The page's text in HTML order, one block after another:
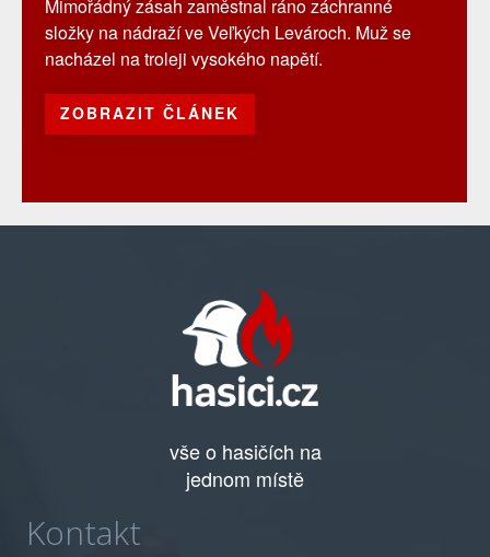
Mimořádný zásah zaměstnal ráno záchranné
složky na nádraží ve Veľkých Levároch. Muž se
nacházel na troleji vysokého napětí.
ZOBRAZIT ČLÁNEK
vše o hasičích na
jednom místě
Kontakt